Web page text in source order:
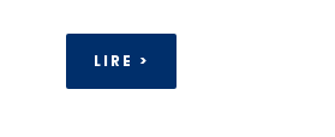
LIRE >